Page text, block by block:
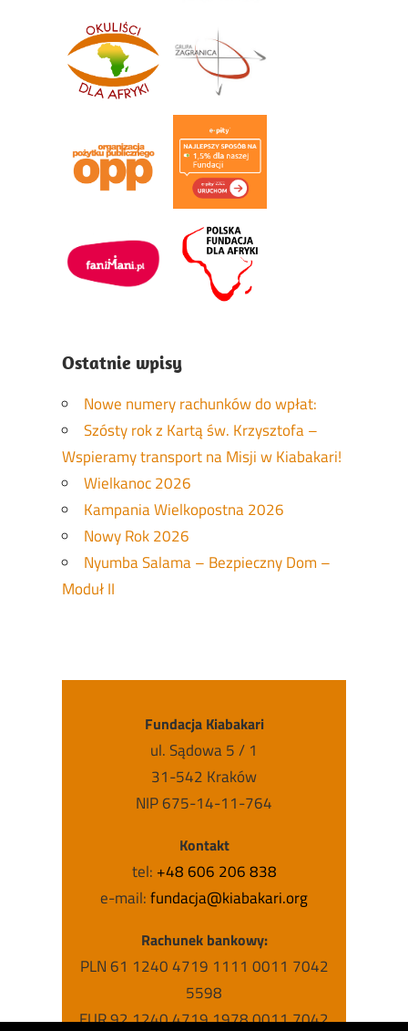
Ostatnie wpisy
Nowe numery rachunków do wpłat:
Szósty rok z Kartą św. Krzysztofa –
Wspieramy transport na Misji w Kiabakari!
Wielkanoc 2026
Kampania Wielkopostna 2026
Nowy Rok 2026
Nyumba Salama – Bezpieczny Dom –
Moduł II
Fundacja Kiabakari
ul. Sądowa 5 / 1
31-542 Kraków
NIP 675-14-11-764
Kontakt
tel: +48 606 206 838
e-mail:fundacja@kiabakari.org
Rachunek bankowy:
PLN 61 1240 4719 1111 0011 7042
5598
EUR 92 1240 4719 1978 0011 7042